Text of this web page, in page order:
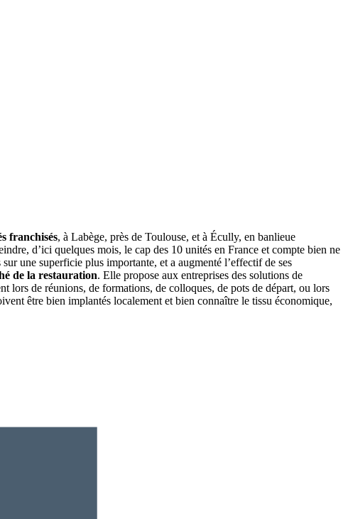
franchisés, à Labège, près de Toulouse, et à Écully, en banlieue
d’ici quelques mois, le cap des 10 unités en France et compte bien ne
une superficie plus importante, et a augmenté l’effectif de ses
de la restauration. Elle propose aux entreprises des solutions de
lors de réunions, de formations, de colloques, de pots de départ, ou lors
être bien implantés localement et bien connaître le tissu économique,